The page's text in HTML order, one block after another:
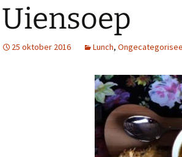
Uiensoep
25 oktober 2016 Lunch,